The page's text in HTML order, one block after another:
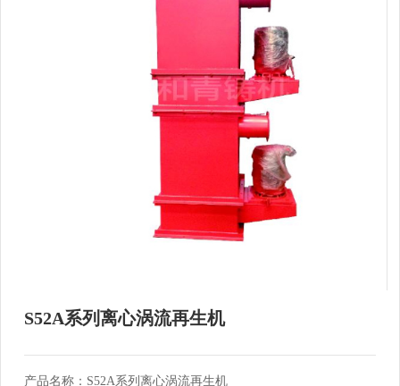
S52A系列离心涡流再生机
产品名称：S52A系列离心涡流再生机